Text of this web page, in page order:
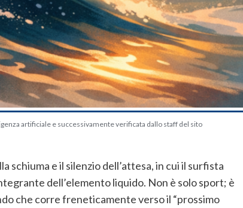
artificiale e successivamente verificata dallo staff del sito
schiuma e il silenzio dell’attesa, in cui il surfista
dell’elemento liquido. Non è solo sport; è
che corre freneticamente verso il “prossimo